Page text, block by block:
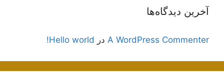
آخرین دیدگاه‌ها
A WordPress Commenter در Hello world!